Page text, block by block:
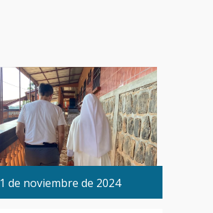
1 de noviembre de 2024